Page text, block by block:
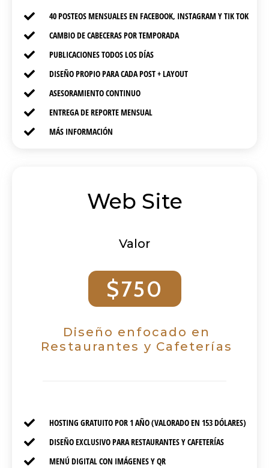
40 POSTEOS MENSUALES EN FACEBOOK, INSTAGRAM Y TIK TOK
CAMBIO DE CABECERAS POR TEMPORADA
PUBLICACIONES TODOS LOS DÍAS
DISEÑO PROPIO PARA CADA POST + LAYOUT
ASESORAMIENTO CONTINUO
ENTREGA DE REPORTE MENSUAL
MÁS INFORMACIÓN
Web Site
Valor
$750
Diseño enfocado en
Restaurantes y Cafeterías
HOSTING GRATUITO POR 1 AÑO (VALORADO EN 153 DÓLARES)
DISEÑO EXCLUSIVO PARA RESTAURANTES Y CAFETERÍAS
MENÚ DIGITAL CON IMÁGENES Y QR